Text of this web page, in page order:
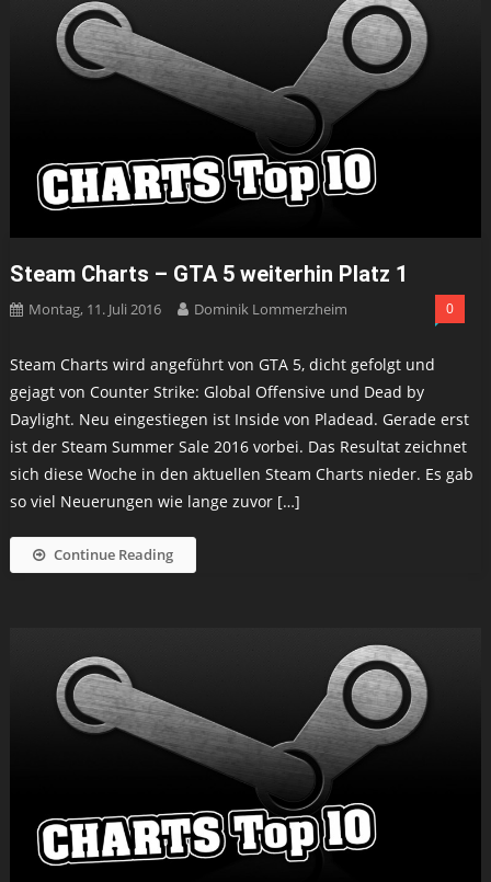
Steam Charts – GTA 5 weiterhin Platz 1
Montag, 11. Juli 2016 Dominik Lommerzheim 0
Steam Charts wird angeführt von GTA 5, dicht gefolgt und
gejagt von Counter Strike: Global Offensive und Dead by
Daylight. Neu eingestiegen ist Inside von Pladead. Gerade erst
ist der Steam Summer Sale 2016 vorbei. Das Resultat zeichnet
sich diese Woche in den aktuellen Steam Charts nieder. Es gab
so viel Neuerungen wie lange zuvor […]
Continue Reading